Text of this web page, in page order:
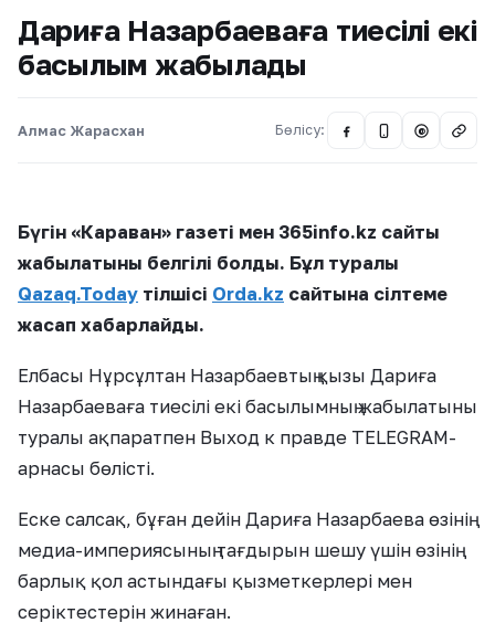
Дариға Назарбаеваға тиесілі екі
басылым жабылады
Алмас Жарасхан Бөлісу: @
Бүгін «Караван» газеті мен 365info.kz сайты
жабылатыны белгілі болды. Бұл туралы
Qazaq.Today тілшісі Orda.kz сайтына сілтеме
жасап хабарлайды.
Елбасы Нұрсұлтан Назарбаевтың қызы Дариға
Назарбаеваға тиесілі екі басылымның жабылатыны
туралы ақпаратпен Выход к правде TELEGRAM-
арнасы бөлісті.
Еске салсақ, бұған дейін Дариға Назарбаева өзінің
медиа-империясының тағдырын шешу үшін өзінің
барлық қол астындағы қызметкерлері мен
серіктестерін жинаған.